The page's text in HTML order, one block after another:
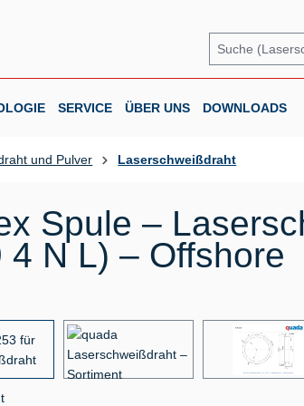
SERVICE ÜBER UNS DOWNLOADS
und Pulver Laserschweißdraht
Spule –
4 N L) – Offshore